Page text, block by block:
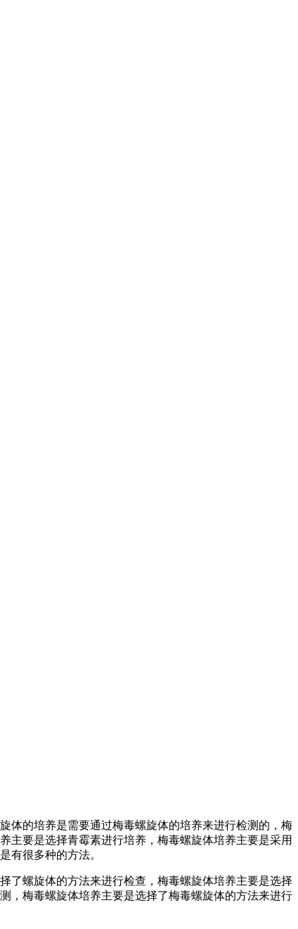
体的培养是需要通过梅毒螺旋体的培养来进行检测的，梅
主要是选择青霉素进行培养，梅毒螺旋体培养主要是采用
有很多种的方法。
了螺旋体的方法来进行检查，梅毒螺旋体培养主要是选择
，梅毒螺旋体培养主要是选择了梅毒螺旋体的方法来进行